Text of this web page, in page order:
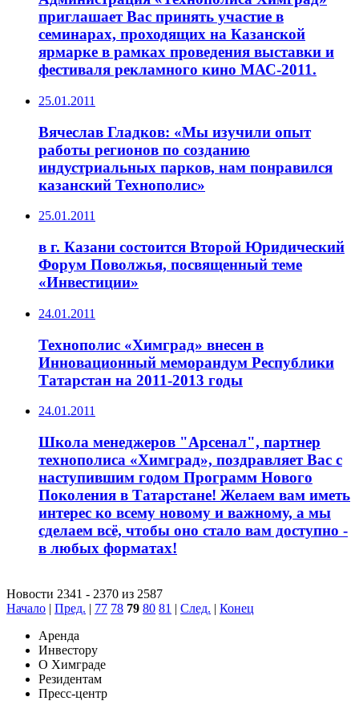
приглашает Вас принять участие в
семинарах, проходящих на Казанской
ярмарке в рамках проведения выставки и
фестиваля рекламного кино МАС-2011.
25.01.2011
Вячеслав Гладков: «Мы изучили опыт
работы регионов по созданию
индустриальных парков, нам понравился
казанский Технополис»
25.01.2011
в г. Казани состоится Второй Юридический
Форум Поволжья, посвященный теме
«Инвестиции»
24.01.2011
Технополис «Химград» внесен в
Инновационный меморандум Республики
Татарстан на 2011-2013 годы
24.01.2011
Школа менеджеров "Арсенал", партнер
технополиса «Химград», поздравляет Вас с
наступившим годом Программ Нового
Поколения в Татарстане! Желаем вам иметь
интерес ко всему новому и важному, а мы
сделаем всё, чтобы оно стало вам доступно -
в любых форматах!
Новости 2341 - 2370 из 2587
Начало | Пред. | 77 78 79 80 81 | След. | Конец
Аренда
Инвестору
О Химграде
Резидентам
Пресс-центр